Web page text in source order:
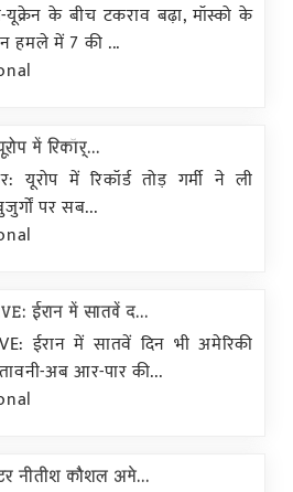
के बीच टकराव बढ़ा, मॉस्को के
हमले में 7 की ...
में रिकॉर्...
यूरोप में रिकॉर्ड तोड़ गर्मी ने ली
पर सब...
ईरान में सातवें द...
ईरान में सातवें दिन भी अमेरिकी
अब आर-पार की...
नीतीश कौशल अमे...